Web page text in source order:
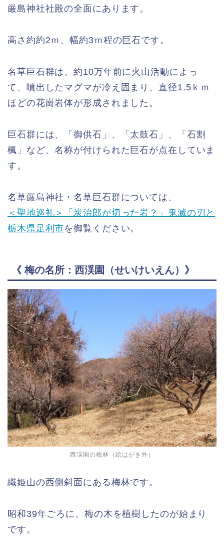
厳島神社社殿の全面にあります。
高さ約約2ｍ、幅約3ｍ程の巨石です。
名草巨石群は、約10万年前に火山活動によっ
て、噴出したマグマが冷え固まり、直径1.5ｋｍ
ほどの花崗岩体が形成されました。
巨石群には、「御供石」、「太鼓石」、「石割
楓」など、名称が付けられた巨石が点在していま
す。
名草厳島神社・名草巨石群については、
＜聖地巡礼＞「炭治郎が切った岩？」鬼滅の刃と
栃木県足利市を御覧ください。
《 梅の名所：西渓園（せいけいえん）》
西渓園の梅林（絵はがき外）
織姫山の西側斜面にある梅林です。
昭和39年ごろに、梅の木を植樹したのが始まり
です。